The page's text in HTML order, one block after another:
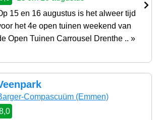
15 en 16 augustus is het alweer tijd
het 4e open tuinen weekend van
Open Tuinen Carrousel Drenthe .. »
Compascuüm (Emmen)